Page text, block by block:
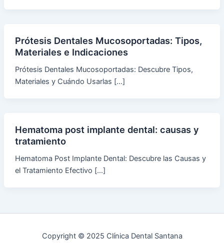
Prótesis Dentales Mucosoportadas: Tipos,
Materiales e Indicaciones
Prótesis Dentales Mucosoportadas: Descubre Tipos,
Materiales y Cuándo Usarlas […]
Hematoma post implante dental: causas y
tratamiento
Hematoma Post Implante Dental: Descubre las Causas y
el Tratamiento Efectivo […]
Copyright © 2025 Clínica Dental Santana